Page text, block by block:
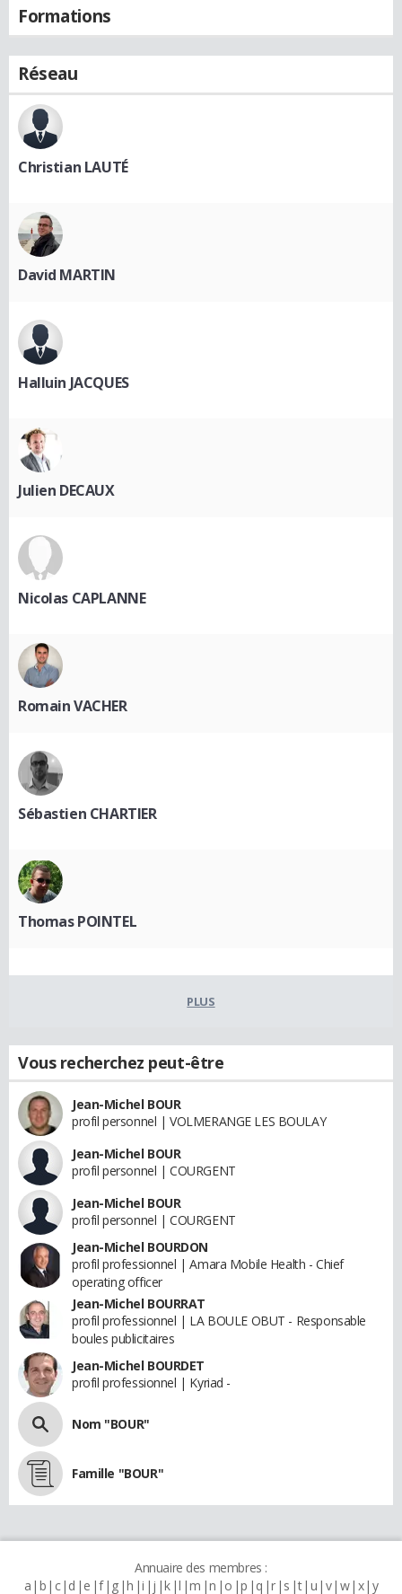
Formations
Réseau
Christian LAUTÉ
David MARTIN
Halluin JACQUES
Julien DECAUX
Nicolas CAPLANNE
Romain VACHER
Sébastien CHARTIER
Thomas POINTEL
PLUS
Vous recherchez peut-être
Jean-Michel BOUR
profil personnel | VOLMERANGE LES BOULAY
Jean-Michel BOUR
profil personnel | COURGENT
Jean-Michel BOUR
profil personnel | COURGENT
Jean-Michel BOURDON
profil professionnel | Amara Mobile Health - Chief
operating officer
Jean-Michel BOURRAT
profil professionnel | LA BOULE OBUT - Responsable
boules publicitaires
Jean-Michel BOURDET
profil professionnel | Kyriad -
Nom "BOUR"
Famille "BOUR"
Annuaire des membres :
a b c d e f g h i j k l m n o p q r s t u v w x y